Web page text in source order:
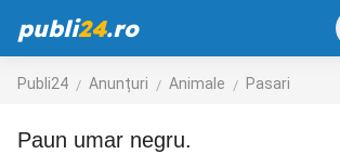
publi24.ro
Publi24 Anunțuri Animale Pasari
Paun umar negru.